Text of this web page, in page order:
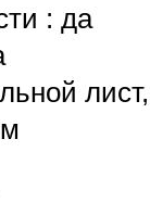
: да